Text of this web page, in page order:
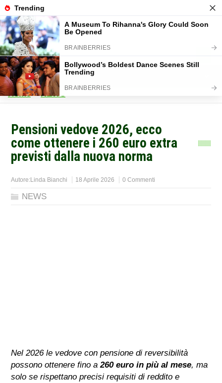
Home>NEWS
Pensioni vedove 2026, ecco
come ottenere i 260 euro extra
previsti dalla nuova norma
Autore:Linda Bianchi 18 Aprile 2026 0 Commenti
NEWS
Nel 2026 le vedove con pensione di reversibilità
possono ottenere fino a260 euro in più al mese, ma
solo se rispettano precisi requisiti di reddito e